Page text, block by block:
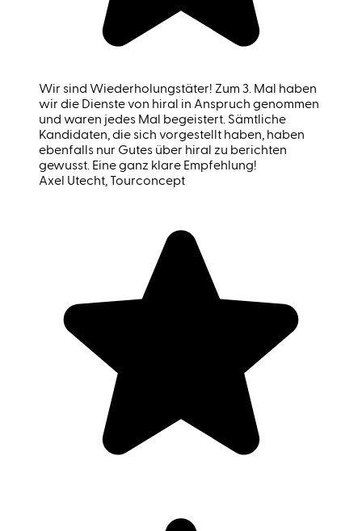
Wir sind Wiederholungstäter! Zum 3. Mal haben
wir die Dienste von hiral in Anspruch genommen
und waren jedes Mal begeistert. Sämtliche
Kandidaten, die sich vorgestellt haben, haben
ebenfalls nur Gutes über hiral zu berichten
gewusst. Eine ganz klare Empfehlung!
Axel Utecht, Tourconcept